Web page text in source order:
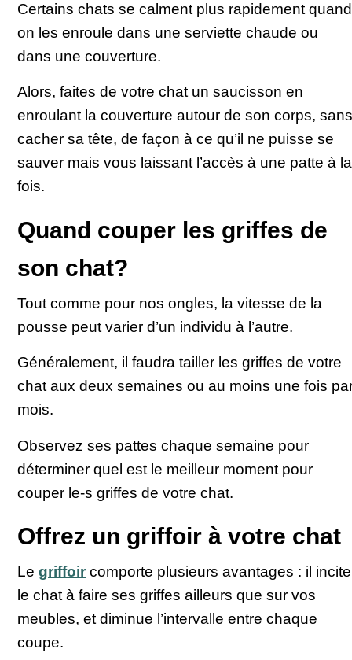
Certains chats se calment plus rapidement quand
on les enroule dans une serviette chaude ou
dans une couverture.
Alors, faites de votre chat un saucisson en
enroulant la couverture autour de son corps, sans
cacher sa tête, de façon à ce qu’il ne puisse se
sauver mais vous laissant l’accès à une patte à la
fois.
Quand couper les griffes de
son chat?
Tout comme pour nos ongles, la vitesse de la
pousse peut varier d’un individu à l’autre.
Généralement, il faudra tailler les griffes de votre
chat aux deux semaines ou au moins une fois
mois.
Observez ses pattes chaque semaine pour
déterminer quel est le meilleur moment pour
couper le-s griffes de votre chat.
Offrez un griffoir à votre chat
Le griffoir comporte plusieurs avantages : il incite
le chat à faire ses griffes ailleurs que sur vos
meubles, et diminue l’intervalle entre chaque
coupe.